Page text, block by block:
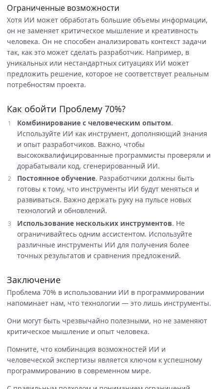
Ограниченные возможности
Хотя ИИ может обработать большие объемы информации,
он не заменяет критическое мышление и креативность
человека. Он не способен анализировать контекст задачи
так, как это может сделать разработчик. Например, в
уникальных или нестандартных ситуациях ИИ может
предложить решение, которое не соответствует реальным
потребностям проекта.
Как обойти Проблему 70%?
Комбинирование с человеческим опытом.
Используйте ИИ как инструмент, дополняющий знания
и опыт разработчиков. Важно, чтобы
высококвалифицированные программисты проверяли и
дорабатывали код, сгенерированный ИИ.
Постоянное обучение. Разработчики должны быть
готовы к тому, что инструменты ИИ будут меняться и
развиваться. Важно держать руку на пульсе новых
технологий и обновлений.
Использование нескольких инструментов. Не
ограничивайтесь одним ассистентом. Используйте
различные инструменты ИИ для получения более
точных результатов и сравнения предложений.
Заключение
Проблема 70% в использовании ИИ в программировании
напоминает нам, что технологии — это лишь инструменты.
Они могут быть чрезвычайно полезными, но не заменяют
критическое мышление и опыт человека.
Помните, что комбинация возможностей ИИ и
человеческой экспертизы является ключом к успешному
программированию в современном мире.